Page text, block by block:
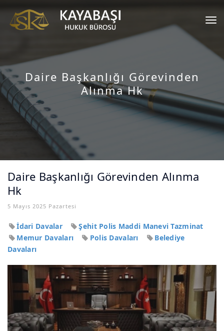
Daire Başkanlığı Görevinden
Alınma Hk
Daire Başkanlığı Görevinden Alınma
Hk
5 Mayıs 2025 Pazartesi
İdari Davalar
Şehit Polis Maddi Manevi Tazminat
Memur Davaları
Polis Davaları
Belediye
Davaları